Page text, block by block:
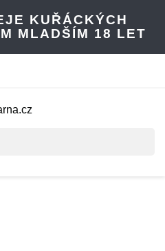
KUŘÁCKÝCH
MLADŠÍM 18 LET